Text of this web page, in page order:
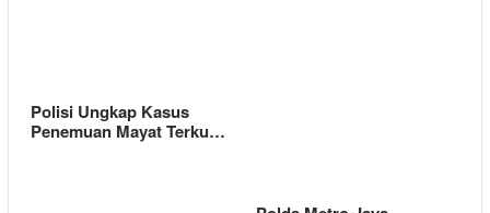
Polisi Ungkap Kasus
Penemuan Mayat Terku…